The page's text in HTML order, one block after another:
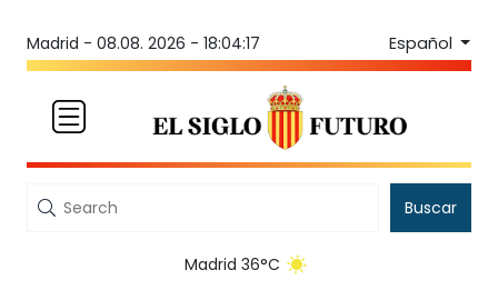
Madrid - 08.08. 2026 - 18:04:17 Español
Buscar
Madrid 36°C